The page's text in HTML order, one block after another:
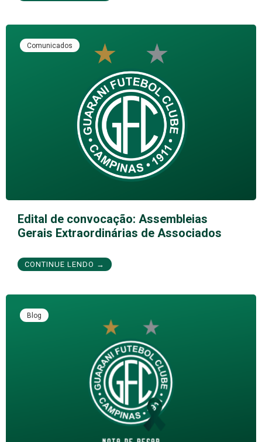
Comunicados
Edital de convocação: Assembleias
Gerais Extraordinárias de Associados
CONTINUE LENDO →
Blog